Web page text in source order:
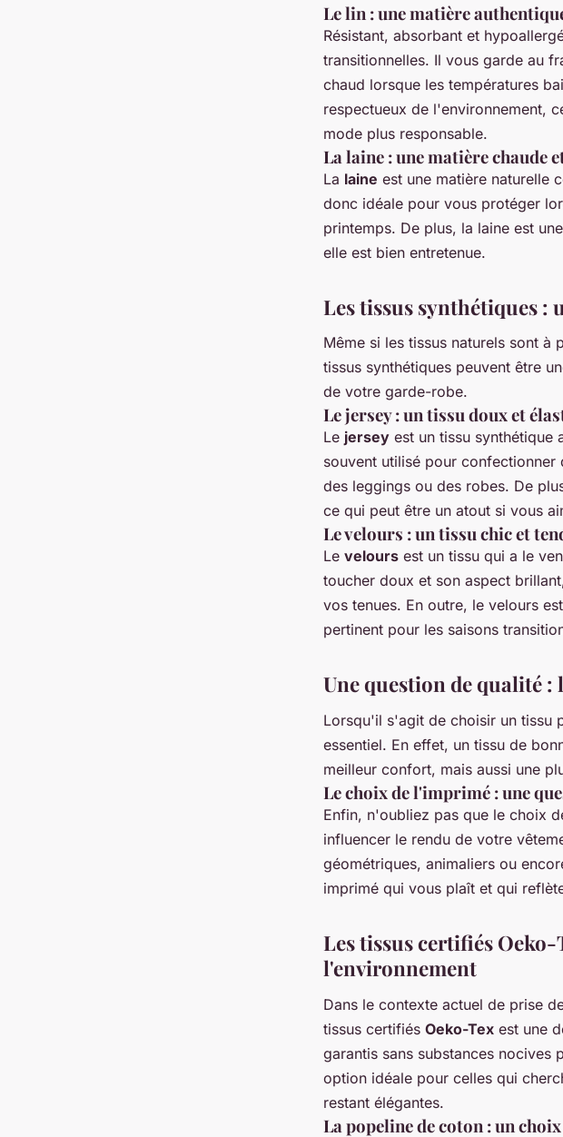
Le lin : une matière
Résistant, absorbant et
transitionnelles. Il vous garde au
chaud lorsque les températures
respectueux de l'environnement,
mode plus responsable.
La laine : une matière chaude
La laine est une matière naturelle
donc idéale pour vous protéger
printemps. De plus, la laine est
elle est bien entretenue.
Les tissus synthétiques :
Même si les tissus naturels sont
tissus synthétiques peuvent être
de votre garde-robe.
Le jersey : un tissu doux et
Le jersey est un tissu synthétique
souvent utilisé pour
des leggings ou des robes. De
ce qui peut être un atout si vous
Le velours : un tissu chic et
Le velours est un tissu qui a le
toucher doux et son aspect
vos tenues. En outre, le velours
pertinent pour les saisons
Une question de qualité
Lorsqu'il s'agit de choisir un tissu
essentiel. En effet, un tissu de
meilleur confort, mais aussi une
Le choix de l'imprimé : une
Enfin, n'oubliez pas que le choix
influencer le rendu de votre
géométriques, animaliers ou
imprimé qui vous plaît et qui
Les tissus certifiés
l'environnement
Dans le contexte actuel de prise
tissus certifiés Oeko-Tex est une
garantis sans substances nocives
option idéale pour celles qui
restant élégantes.
La popeline de coton : un